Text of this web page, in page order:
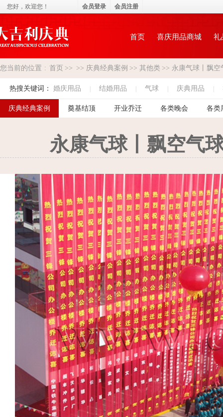
首页 喜庆用品商城 礼
您当前的位置 : 首页 >> >> 庆典经典案例 >> 其他类 >> 永康气球丨飘
热搜关键词： 婚庆用品 结婚用品 气球 庆典用品
庆典经典案例 奠基结顶 开业乔迁 各类晚会 各类
永康气球丨飘空气
您好， 欢迎您！ 会员登录 会员注册